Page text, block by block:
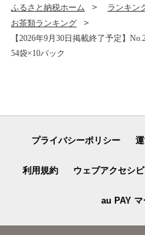
ふるさと納税ホーム ランキン
お茶類ランキング
【2026年9月30日掲載終了予定】
54袋×10パック
プライバシーポリシー
利用規約 ウェブアクセシ
au PAY